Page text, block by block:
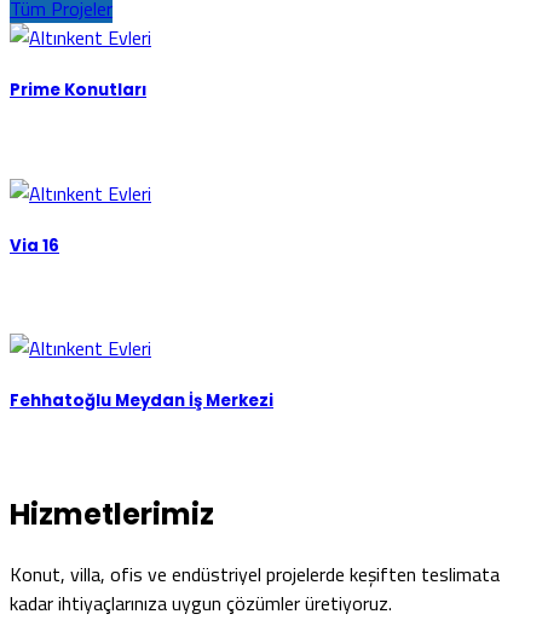
Tüm Projeler
Prime Konutları
Via 16
Fehhatoğlu Meydan İş Merkezi
Hizmetlerimiz
Konut, villa, ofis ve endüstriyel projelerde keşiften teslimata
kadar ihtiyaçlarınıza uygun çözümler üretiyoruz.